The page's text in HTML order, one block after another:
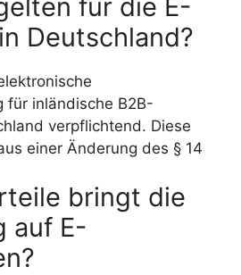
für die E-
Deutschland?
für inländische B2B-
verpflichtend. Diese
einer Änderung des § 14
bringt die
auf E-